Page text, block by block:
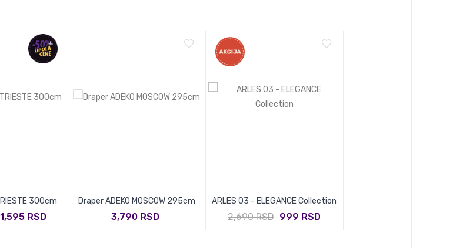
300cm
1,595 RSD
Draper ADEKO MOSCOW 295cm
3,790 RSD
ARLES 03 - ELEGANCE Collection
2,690 RSD 999 RSD